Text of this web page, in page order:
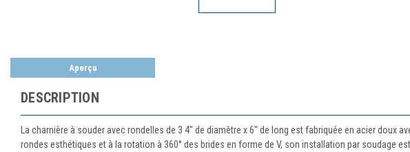
Aperçu
DESCRIPTION
La charnière à souder avec rondelles de 3 4" de diamètre x 6" de long est fabriquée en acier
rondes esthétiques et à la rotation à 360° des brides en forme de V, son installation par soudage